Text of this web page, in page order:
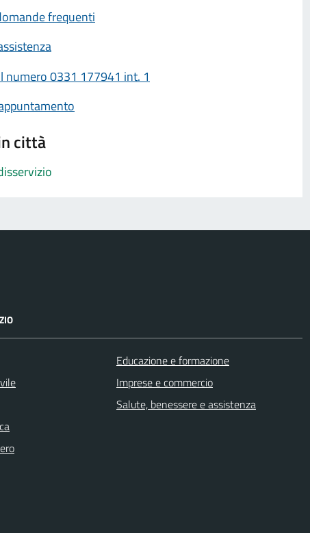
frequenti
numero 0331 177941 int. 1
città
Educazione e formazione
Imprese e commercio
Salute, benessere e assistenza